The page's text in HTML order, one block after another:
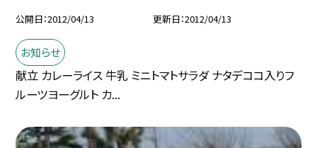
公開日 2012/04/13 更新日 2012/04/13
お知らせ
献立 カレーライス 牛乳 ミニトマトサラダ ナタデココ入りフ
ルーツヨーグルト カ...